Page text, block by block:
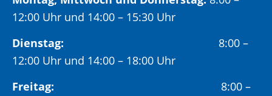
12:00 Uhr und 14:00 – 15:30 Uhr
Dienstag: 8:00 –
12:00 Uhr und 14:00 – 18:00 Uhr
Freitag:
8:00 –